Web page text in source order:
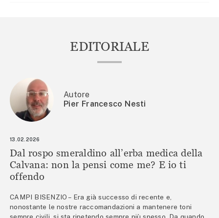
EDITORIALE
Autore
Pier Francesco Nesti
13.02.2026
Dal rospo smeraldino all’erba medica della
Calvana: non la pensi come me? E io ti
offendo
CAMPI BISENZIO – Era già successo di recente e,
nonostante le nostre raccomandazioni a mantenere toni